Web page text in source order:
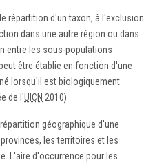
répartition d'un taxon, à l'exclusion
dans une autre région ou dans
entre les sous-populations
être établie en fonction d'une
lorsqu'il est biologiquement
de l'UICN 2010)
répartition géographique d'une
les territoires et les
L'aire d'occurrence pour les